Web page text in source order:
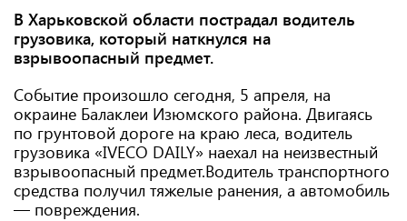
В Харьковской области пострадал водитель
грузовика, который наткнулся на
взрывоопасный предмет.
Событие произошло сегодня, 5 апреля, на
окраине Балаклеи Изюмского района. Двигаясь
по грунтовой дороге на краю леса, водитель
грузовика «IVECO DAILY» наехал на неизвестный
взрывоопасный предмет.Водитель транспортного
средства получил тяжелые ранения, а автомобиль
— повреждения.